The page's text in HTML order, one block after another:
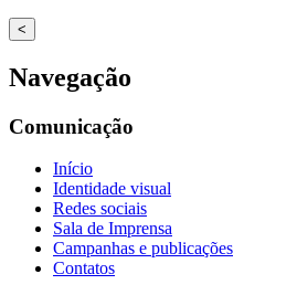
<
Navegação
Comunicação
Início
Identidade visual
Redes sociais
Sala de Imprensa
Campanhas e publicações
Contatos